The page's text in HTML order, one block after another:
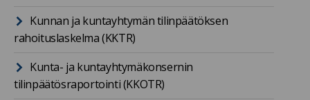
Kunnan ja kuntayhtymän tilinpäätöksen
rahoituslaskelma (KKTR)
Kunta- ja kuntayhtymäkonsernin
tilinpäätösraportointi (KKOTR)